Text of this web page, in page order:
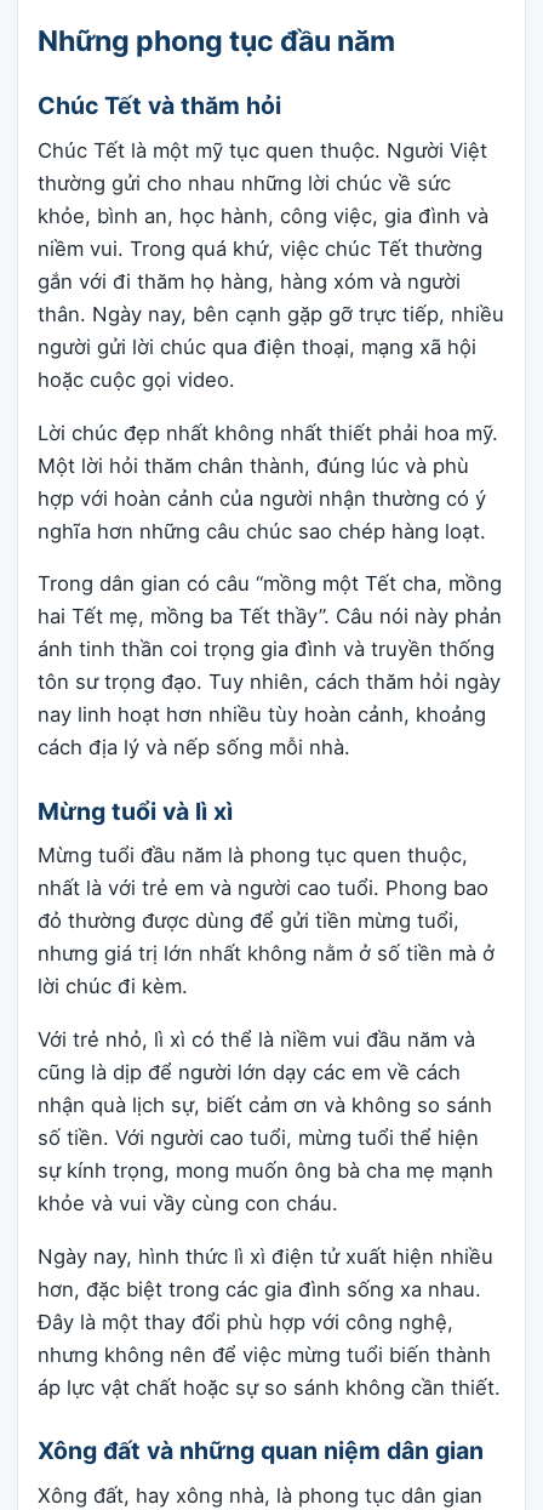
Những phong tục đầu năm
Chúc Tết và thăm hỏi
Chúc Tết là một mỹ tục quen thuộc. Người Việt
thường gửi cho nhau những lời chúc về sức
khỏe, bình an, học hành, công việc, gia đình và
niềm vui. Trong quá khứ, việc chúc Tết thường
gắn với đi thăm họ hàng, hàng xóm và người
thân. Ngày nay, bên cạnh gặp gỡ trực tiếp, nhiều
người gửi lời chúc qua điện thoại, mạng xã hội
hoặc cuộc gọi video.
Lời chúc đẹp nhất không nhất thiết phải hoa mỹ.
Một lời hỏi thăm chân thành, đúng lúc và phù
hợp với hoàn cảnh của người nhận thường có ý
nghĩa hơn những câu chúc sao chép hàng loạt.
Trong dân gian có câu “mồng một Tết cha, mồng
hai Tết mẹ, mồng ba Tết thầy”. Câu nói này phản
ánh tinh thần coi trọng gia đình và truyền thống
tôn sư trọng đạo. Tuy nhiên, cách thăm hỏi ngày
nay linh hoạt hơn nhiều tùy hoàn cảnh, khoảng
cách địa lý và nếp sống mỗi nhà.
Mừng tuổi và lì xì
Mừng tuổi đầu năm là phong tục quen thuộc,
nhất là với trẻ em và người cao tuổi. Phong bao
đỏ thường được dùng để gửi tiền mừng tuổi,
nhưng giá trị lớn nhất không nằm ở số tiền mà ở
lời chúc đi kèm.
Với trẻ nhỏ, lì xì có thể là niềm vui đầu năm và
cũng là dịp để người lớn dạy các em về cách
nhận quà lịch sự, biết cảm ơn và không so sánh
số tiền. Với người cao tuổi, mừng tuổi thể hiện
sự kính trọng, mong muốn ông bà cha mẹ mạnh
khỏe và vui vầy cùng con cháu.
Ngày nay, hình thức lì xì điện tử xuất hiện nhiều
hơn, đặc biệt trong các gia đình sống xa nhau.
Đây là một thay đổi phù hợp với công nghệ,
nhưng không nên để việc mừng tuổi biến thành
áp lực vật chất hoặc sự so sánh không cần thiết.
Xông đất và những quan niệm dân gian
Xông đất, hay xông nhà, là phong tục dân gian